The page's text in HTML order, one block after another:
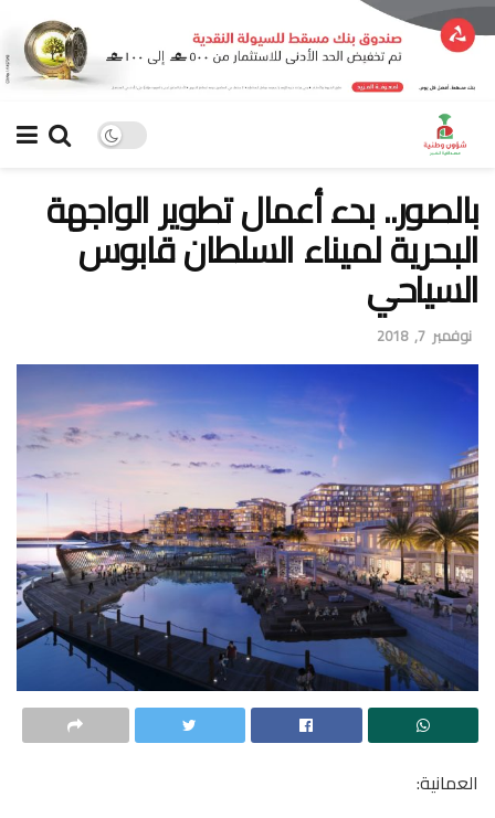
بالصور.. بدء أعمال تطوير الواجهة
البحرية لميناء السلطان قابوس
السياحي
نوفمبر 7, 2018
العمانية: